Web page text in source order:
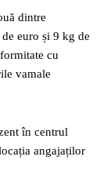
dintre
euro și 9 kg de
cu
vamale
în centrul
angajaților